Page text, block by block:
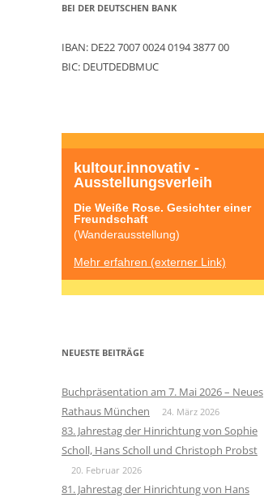
BEI DER DEUTSCHEN BANK
IBAN: DE22 7007 0024 0194 3877 00
BIC: DEUTDEDBMUC
kultour.innovativ -
Ausstellungsverleih
Die Weiße Rose. Gesichter einer
Freundschaft
(Wanderausstellung)
Mehr erfahren (externer Link)
NEUESTE BEITRÄGE
Buchpräsentation am 7. Mai 2026 – Neues
Rathaus München
24. März 2026
83. Jahrestag der Hinrichtung von Sophie
Scholl, Hans Scholl und Christoph Probst
20. Februar 2026
81. Jahrestag der Hinrichtung von Hans